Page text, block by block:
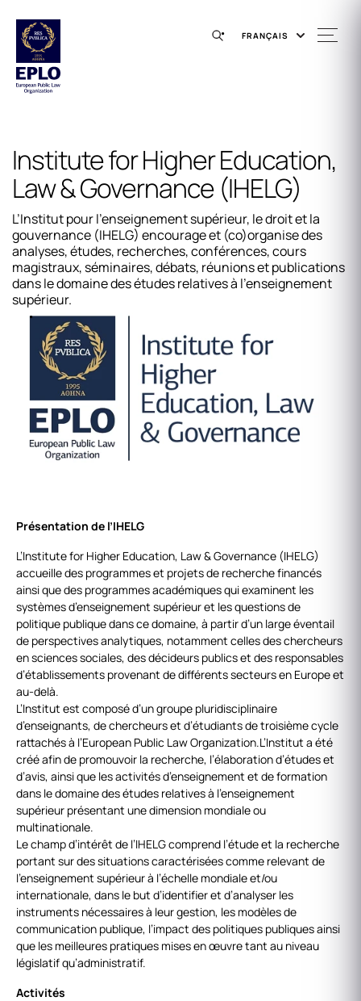
FRANÇAIS
Institute for Higher Education,
Law & Governance (IHELG)
L’Institut pour l’enseignement supérieur, le droit et la
gouvernance (IHELG) encourage et (co)organise des
analyses, études, recherches, conférences, cours
magistraux, séminaires, débats, réunions et publications
dans le domaine des études relatives à l’enseignement
supérieur.
Présentation de l’IHELG
L’Institute for Higher Education, Law & Governance (IHELG)
accueille des programmes et projets de recherche financés
ainsi que des programmes académiques qui examinent les
systèmes d’enseignement supérieur et les questions de
politique publique dans ce domaine, à partir d’un large éventail
de perspectives analytiques, notamment celles des chercheurs
en sciences sociales, des décideurs publics et des responsables
d’établissements provenant de différents secteurs en Europe et
au-delà.
L’Institut est composé d’un groupe pluridisciplinaire
d’enseignants, de chercheurs et d’étudiants de troisième cycle
rattachés à l’European Public Law Organization.L’Institut a été
créé afin de promouvoir la recherche, l’élaboration d’études et
d’avis, ainsi que les activités d’enseignement et de formation
dans le domaine des études relatives à l’enseignement
supérieur présentant une dimension mondiale ou
multinationale.
Le champ d’intérêt de l’IHELG comprend l’étude et la recherche
portant sur des situations caractérisées comme relevant de
l’enseignement supérieur à l’échelle mondiale et/ou
internationale, dans le but d’identifier et d’analyser les
instruments nécessaires à leur gestion, les modèles de
communication publique, l’impact des politiques publiques ainsi
que les meilleures pratiques mises en œuvre tant au niveau
législatif qu’administratif.
Activités